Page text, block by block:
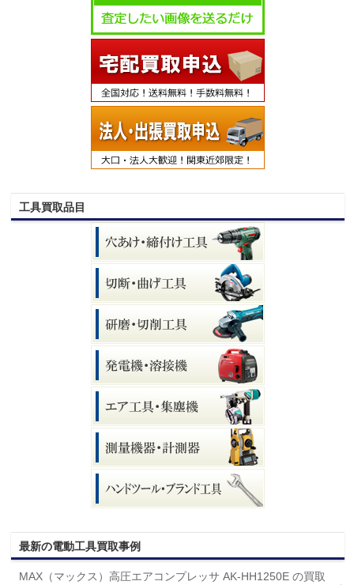
工具買取品目
最新の電動工具買取事例
MAX（マックス）高圧エアコンプレッサ AK-HH1250E の買取